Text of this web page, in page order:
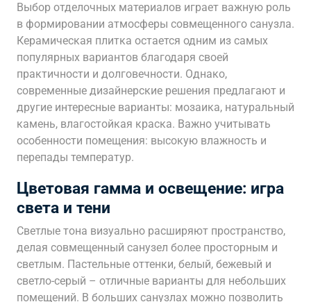
Выбор отделочных материалов играет важную роль
в формировании атмосферы совмещенного санузла.
Керамическая плитка остается одним из самых
популярных вариантов благодаря своей
практичности и долговечности. Однако,
современные дизайнерские решения предлагают и
другие интересные варианты: мозаика, натуральный
камень, влагостойкая краска. Важно учитывать
особенности помещения: высокую влажность и
перепады температур.
Цветовая гамма и освещение: игра
света и тени
Светлые тона визуально расширяют пространство,
делая совмещенный санузел более просторным и
светлым. Пастельные оттенки, белый, бежевый и
светло-серый – отличные варианты для небольших
помещений. В больших санузлах можно позволить